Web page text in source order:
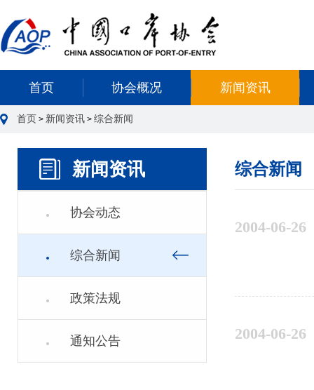
首页 协会概况 新闻资讯
首页 > 新闻资讯 > 综合新闻
新闻资讯
协会动态
综合新闻
政策法规
通知公告
综合新闻
2004-06-26
2004-06-26